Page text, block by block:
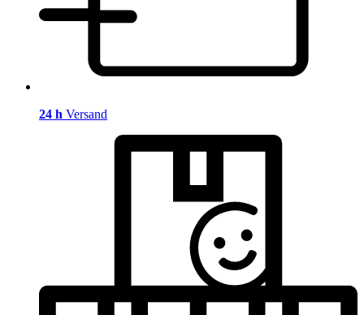
24 h Versand